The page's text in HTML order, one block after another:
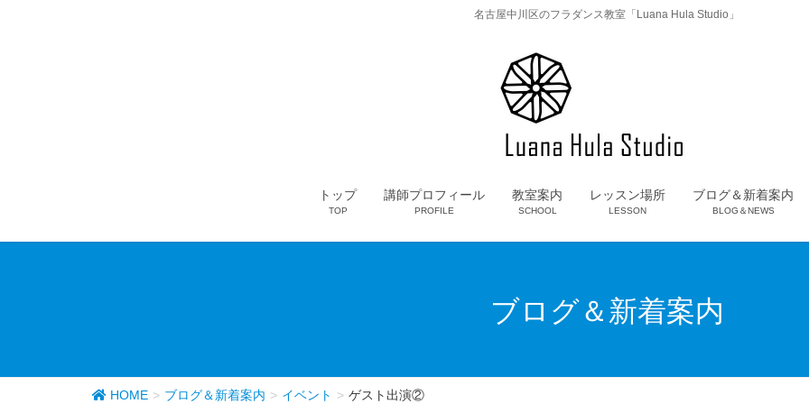
名古屋中川区のフラダンス教室「Luana Hula Studio」
トップ
TOP
講師プロフィール
PROFILE
教室案内
SCHOOL
レッスン場所
LESSON
ブログ＆新着案内
BLOG＆NEWS
ブログ＆新着案内
HOME ブログ＆新着案内 イベント ゲスト出演②